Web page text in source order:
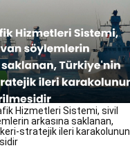
Hizmetleri Sistemi, sivil
arkasına saklanan,
stratejik ileri karakolunun